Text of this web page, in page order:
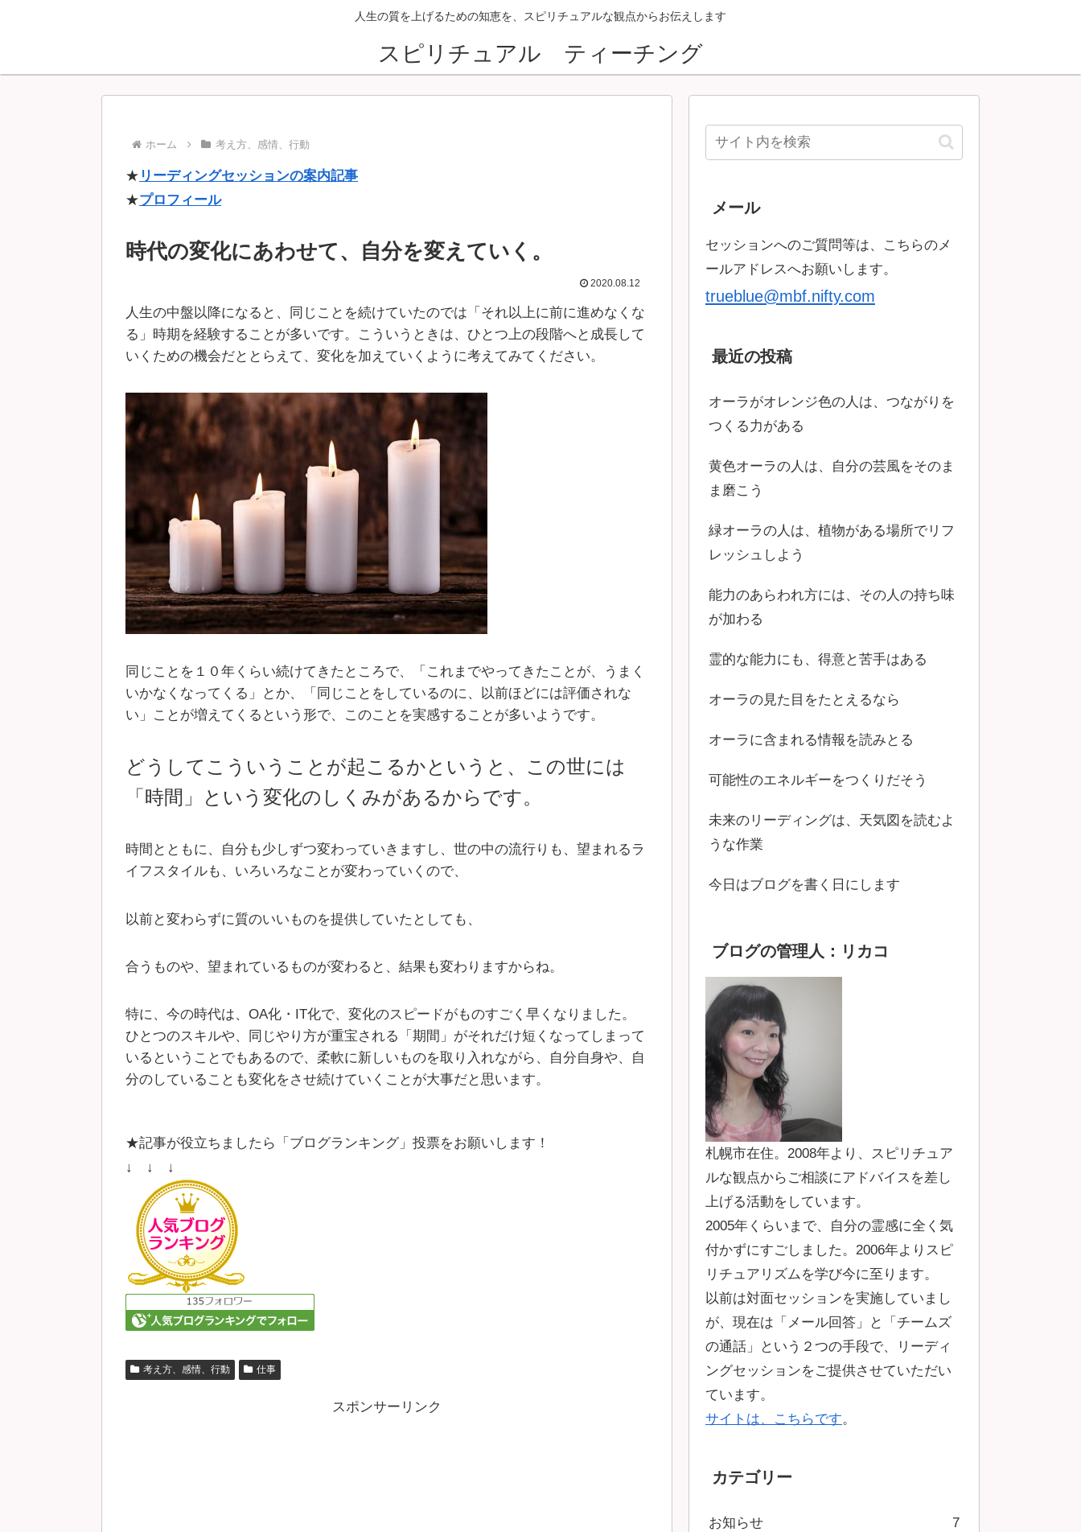
人生の質を上げるための知恵を、スピリチュアルな観点からお伝えします
スピリチュアル ティーチング
ホーム 考え方、感情、行動
★ リーディングセッションの案内記事
★プロフィール
時代の変化にあわせて、自分を変えていく。
2020.08.12
人生の中盤以降になると、同じことを続けていたのでは「それ以上に前に進めなくな
る」時期を経験することが多いです。こういうときは、ひとつ上の段階へと成長して
いくための機会だととらえて、変化を加えていくように考えてみてください。
同じことを１０年くらい続けてきたところで、「これまでやってきたことが、うまく
いかなくなってくる」とか、「同じことをしているのに、以前ほどには評価されな
い」ことが増えてくるという形で、このことを実感することが多いようです。
どうしてこういうことが起こるかというと、
この世には
「時間」という変化のしくみがあるからです。
時間とともに、自分も少しずつ変わっていきますし、世の中の流行りも、望まれるラ
イフスタイルも、いろいろなことが変わっていくので、
以前と変わらずに質のいいものを提供していたとしても、
合うものや、望まれているものが変わると、結果も変わりますからね。
特に、今の時代は、OA化・IT化で、変化のスピードがものすごく早くなりました。
ひとつのスキルや、同じやり方が重宝される「期間」がそれだけ短くなってしまって
いるということでもあるので、柔軟に新しいものを取り入れながら、自分自身や、自
分のしていることも変化をさせ続けていくことが大事だと思います。
★記事が役立ちましたら「ブログランキング」投票をお願いします！
↓ ↓ ↓
考え方、感情、行動 仕事
スポンサーリンク
メール
セッションへのご質問等は、こちらのメ
ールアドレスへお願いします。
trueblue@mbf.nifty.com
最近の投稿
オーラがオレンジ色の人は、つながりを
つくる力がある
黄色オーラの人は、自分の芸風をそのま
ま磨こう
緑オーラの人は、植物がある場所でリフ
レッシュしよう
能力のあらわれ方には、その人の持ち味
が加わる
霊的な能力にも、得意と苦手はある
オーラの見た目をたとえるなら
オーラに含まれる情報を読みとる
可能性のエネルギーをつくりだそう
未来のリーディングは、天気図を読むよ
うな作業
今日はブログを書く日にします
ブログの管理人：リカコ
札幌市在住。2008年より、スピリチュア
ルな観点からご相談にアドバイスを差し
上げる活動をしています。
2005年くらいまで、自分の霊感に全く気
付かずにすごしました。2006年よりスピ
リチュアリズムを学び今に至ります。
以前は対面セッションを実施していまし
が、現在は「メール回答」と「チームズ
の通話」という２つの手段で、リーディ
ングセッションをご提供させていただい
ています。
サイトは、こちらです。
カテゴリー
お知らせ 7